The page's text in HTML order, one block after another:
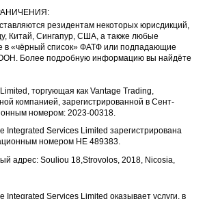
резидентам некоторых юрисдикций,
Китай, Сингапур, США, а также любые
в «чёрный список» ФАТФ или подпадающие
Более подробную информацию вы найдёте
торгующая как Vantage Trading,
компанией, зарегистрированной в Сент-
номером: 2023-00318.
Integrated Services Limited зарегистрирована
номером HE 489383.
адрес: Souliou 18,Strovolos, 2018, Nicosia,
Integrated Services Limited оказывает услуги, в